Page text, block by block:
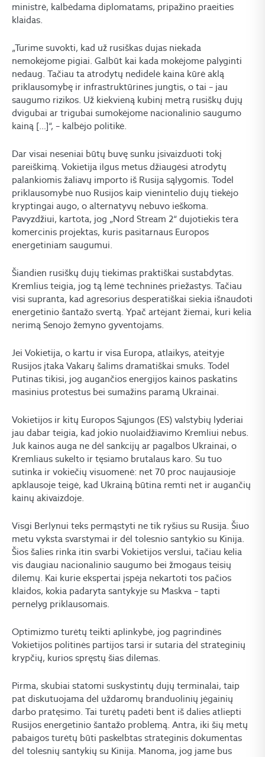
ministrė, kalbėdama diplomatams, pripažino praeities
klaidas.
„Turime suvokti, kad už rusiškas dujas niekada
nemokėjome pigiai. Galbūt kai kada mokėjome palyginti
nedaug. Tačiau ta atrodytų nedidelė kaina kūrė aklą
priklausomybę ir infrastruktūrines jungtis, o tai – jau
saugumo rizikos. Už kiekvieną kubinį metrą rusiškų dujų
dvigubai ar trigubai sumokėjome nacionalinio saugumo
kainą […]“, – kalbėjo politikė.
Dar visai neseniai būtų buvę sunku įsivaizduoti tokį
pareiškimą. Vokietija ilgus metus džiaugėsi atrodytų
palankiomis žaliavų importo iš Rusija sąlygomis. Todėl
priklausomybė nuo Rusijos kaip vienintelio dujų tiekėjo
kryptingai augo, o alternatyvų nebuvo ieškoma.
Pavyzdžiui, kartota, jog „Nord Stream 2“ dujotiekis tėra
komercinis projektas, kuris pasitarnaus Europos
energetiniam saugumui.
Šiandien rusiškų dujų tiekimas praktiškai sustabdytas.
Kremlius teigia, jog tą lėmė techninės priežastys. Tačiau
visi supranta, kad agresorius desperatiškai siekia išnaudoti
energetinio šantažo svertą. Ypač artėjant žiemai, kuri kelia
nerimą Senojo žemyno gyventojams.
Jei Vokietija, o kartu ir visa Europa, atlaikys, ateityje
Rusijos įtaka Vakarų šalims dramatiškai smuks. Todėl
Putinas tikisi, jog augančios energijos kainos paskatins
masinius protestus bei sumažins paramą Ukrainai.
Vokietijos ir kitų Europos Sąjungos (ES) valstybių lyderiai
jau dabar teigia, kad jokio nuolaidžiavimo Kremliui nebus.
Juk kainos auga ne dėl sankcijų ar pagalbos Ukrainai, o
Kremliaus sukelto ir tęsiamo brutalaus karo. Su tuo
sutinka ir vokiečių visuomenė: net 70 proc naujausioje
apklausoje teigė, kad Ukrainą būtina remti net ir augančių
kainų akivaizdoje.
Visgi Berlynui teks permąstyti ne tik ryšius su Rusija. Šiuo
metu vyksta svarstymai ir dėl tolesnio santykio su Kinija.
Šios šalies rinka itin svarbi Vokietijos verslui, tačiau kelia
vis daugiau nacionalinio saugumo bei žmogaus teisių
dilemų. Kai kurie ekspertai įspėja nekartoti tos pačios
klaidos, kokia padaryta santykyje su Maskva – tapti
pernelyg priklausomais.
Optimizmo turėtų teikti aplinkybė, jog pagrindinės
Vokietijos politinės partijos tarsi ir sutaria dėl strateginių
krypčių, kurios spręstų šias dilemas.
Pirma, skubiai statomi suskystintų dujų terminalai, taip
pat diskutuojama dėl uždaromų branduolinių jėgainių
darbo pratęsimo. Tai turėtų padėti bent iš dalies atliepti
Rusijos energetinio šantažo problemą. Antra, iki šių metų
pabaigos turėtų būti paskelbtas strateginis dokumentas
dėl tolesnių santykių su Kinija. Manoma, jog jame bus